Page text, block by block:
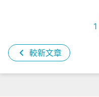
較新文章
1